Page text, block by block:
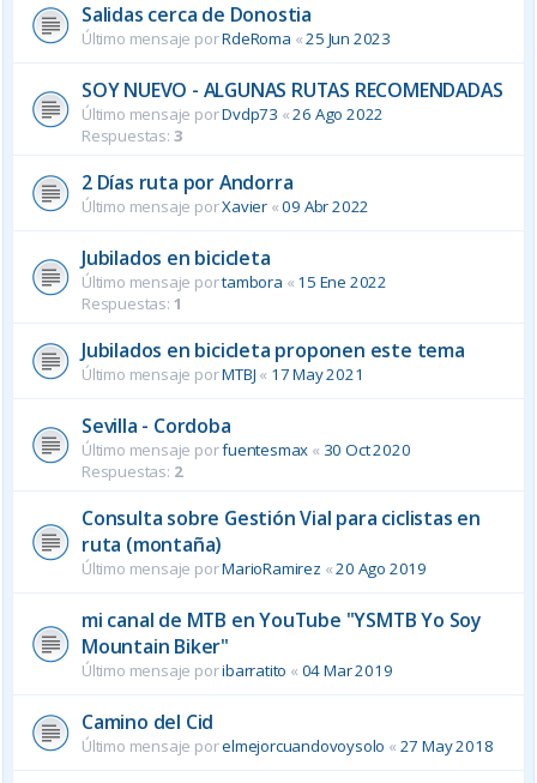
Salidas cerca de Donostia
Último mensaje porRdeRoma «25 Jun 2023
SOY NUEVO - ALGUNAS RUTAS RECOMENDADAS
Último mensaje porDvdp73 «26 Ago 2022
Respuestas: 3
2 Días ruta por Andorra
Último mensaje porXavier «09 Abr 2022
Jubilados en bicicleta
Último mensaje portambora « 15 Ene 2022
Respuestas: 1
Jubilados en bicicleta proponen este tema
Último mensaje porMTBJ « 17 May 2021
Sevilla - Cordoba
Último mensaje porfuentesmax « 30 Oct 2020
Respuestas: 2
Consulta sobre Gestión Vial para ciclistas en
ruta (montaña)
Último mensaje porMarioRamirez «20 Ago 2019
mi canal de MTB en YouTube "YSMTB Yo Soy
Mountain Biker"
Último mensaje poribarratito « 04 Mar 2019
Camino del Cid
Último mensaje porelmejorcuandovoysolo « 27 May 2018